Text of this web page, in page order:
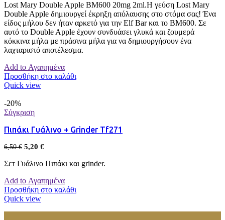
Lost Mary Double Apple BM600 20mg 2ml.Η γεύση Lost Mary
Double Apple δημιουργεί έκρηξη απόλαυσης στο στόμα σας! Ένα
είδος μήλου δεν ήταν αρκετό για την Elf Bar και το ΒΜ600. Σε
αυτό το Double Apple έχουν συνδυάσει γλυκά και ζουμερά
κόκκινα μήλα με πράσινα μήλα για να δημιουργήσουν ένα
λαχταριστό αποτέλεσμα.
Add to Αγαπημένα
Προσθήκη στο καλάθι
Quick view
-20%
Σύγκριση
Πιπάκι Γυάλινο + Grinder Tf271
6,50€ 5,20 €
Σετ Γυάλινο Πιπάκι και grinder.
Add to Αγαπημένα
Προσθήκη στο καλάθι
Quick view